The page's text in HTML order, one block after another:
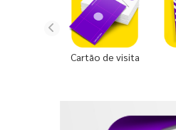
Cartão de visita